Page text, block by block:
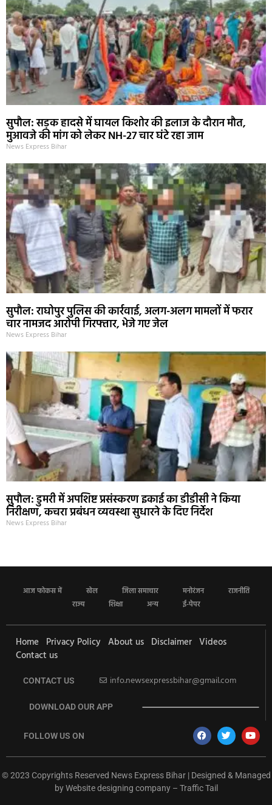
सुपौल: सड़क हादसे में घायल किशोर की इलाज के दौरान मौत,
मुआवजे की मांग को लेकर NH-27 चार घंटे रहा जाम
News Express Bihar
सुपौल: राघोपुर पुलिस की कार्रवाई, अलग-अलग मामलों में फरार
चार नामजद आरोपी गिरफ्तार, भेजे गए जेल
News Express Bihar
सुपौल: डुमरी में अपशिष्ट प्रसंस्करण इकाई का डीडीसी ने किया
निरीक्षण, कचरा प्रबंधन व्यवस्था सुधारने के दिए निर्देश
News Express Bihar
आज फोकस में खेल जिला समाचार मनोरंजन
राजनीति
राज्य
शिक्षा अन्य ई-पेपर
Home Privacy Policy About us Disclaimer Videos
Contact us
CONTACT US info.newsexpressbihar@gmail.com
DOWNLOAD OUR APP
FOLLOW US ON
© 2023 Copyrights Reserved News Express Bihar | Designed & Managed
byWebsite designing company– Traffic Tail